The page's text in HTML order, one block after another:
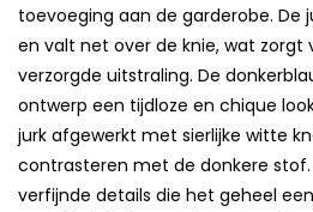
toevoeging aan de garderobe. De
en valt net over de knie, wat zorgt
verzorgde uitstraling. De
ontwerp een tijdloze en chique
jurk afgewerkt met sierlijke witte
contrasteren met de donkere stof.
verfijnde details die het geheel